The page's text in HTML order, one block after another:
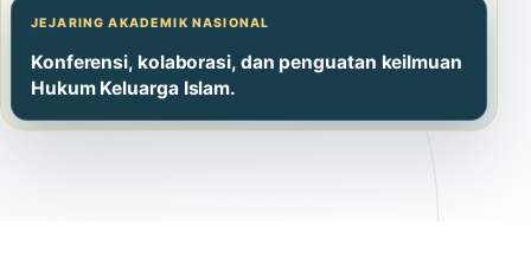
JEJARING AKADEMIK NASIONAL
Konferensi, kolaborasi, dan penguatan keilmuan
Hukum Keluarga Islam.